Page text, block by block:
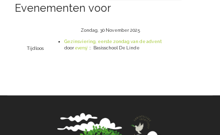
Evenementen voor
Zondag, 30 November 2025
Tijdloos
Gezinsviering, eerste zondag van de advent
door evensj:: Basisschool De Linde